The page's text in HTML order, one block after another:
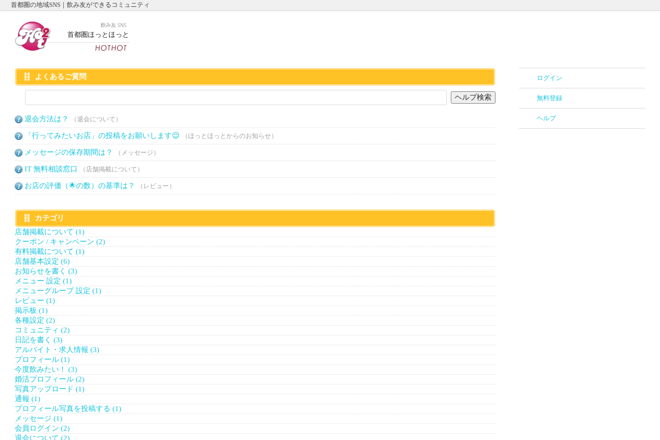
首都圏の地域SNS｜飲み友ができるコミュニティ
首都圏ほっとほっと
よくあるご質問
退会方法は？ （退会について）
「行ってみたいお店」の投稿をお願いします😌 （ほっとほっとからのお知らせ）
メッセージの保存期間は？ （メッセージ）
IT 無料相談窓口 （店舗掲載について）
お店の評価（🌟の数）の基準は？ （レビュー）
カテゴリ
店舗掲載について (1)
クーポン / キャンペーン (2)
有料掲載について (1)
店舗基本設定 (6)
お知らせを書く (3)
メニュー 設定 (1)
メニューグループ 設定 (1)
レビュー (1)
掲示板 (1)
各種設定 (2)
コミュニティ (2)
日記を書く (3)
アルバイト・求人情報 (3)
プロフィール (1)
今度飲みたい！ (3)
婚活プロフィール (2)
写真アップロード (1)
通報 (1)
プロフィール写真を投稿する (1)
メッセージ (1)
会員ログイン (2)
退会について (2)
ログイン
無料登録
ヘルプ